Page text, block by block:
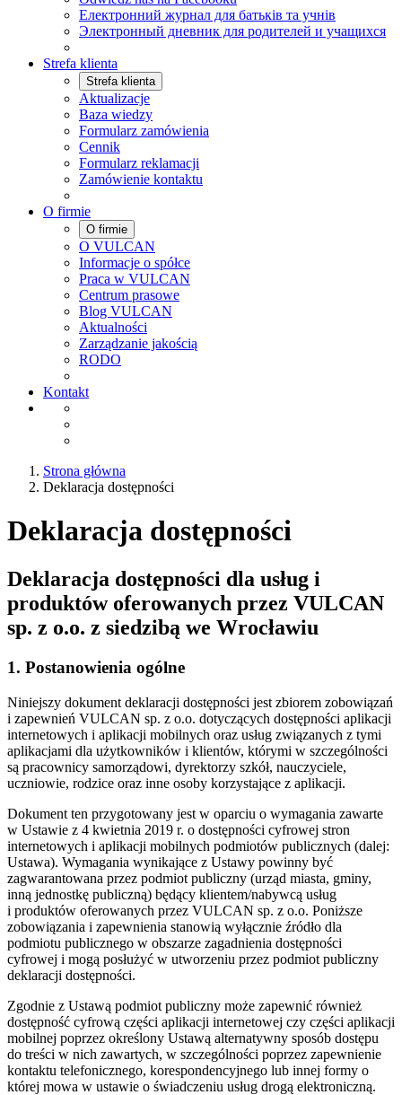
Електронний журнал для батьків та учнів
Электронный дневник для родителей и учащихся
Strefa klienta
Strefa klienta
Aktualizacje
Baza wiedzy
Formularz zamówienia
Cennik
Formularz reklamacji
Zamówienie kontaktu
O firmie
O firmie
O VULCAN
Informacje o spółce
Praca w VULCAN
Centrum prasowe
Blog VULCAN
Aktualności
Zarządzanie jakością
RODO
Kontakt
Strona główna
Deklaracja dostępności
Deklaracja dostępności
Deklaracja dostępności dla usług i
produktów oferowanych przez VULCAN
sp. z o.o. z siedzibą we Wrocławiu
1. Postanowienia ogólne
Niniejszy dokument deklaracji dostępności jest zbiorem zobowiązań
i zapewnień VULCAN sp. z o.o. dotyczących dostępności aplikacji
internetowych i aplikacji mobilnych oraz usług związanych z tymi
aplikacjami dla użytkowników i klientów, którymi w szczególności
są pracownicy samorządowi, dyrektorzy szkół, nauczyciele,
uczniowie, rodzice oraz inne osoby korzystające z aplikacji.
Dokument ten przygotowany jest w oparciu o wymagania zawarte
w Ustawie z 4 kwietnia 2019 r. o dostępności cyfrowej stron
internetowych i aplikacji mobilnych podmiotów publicznych (dalej:
Ustawa). Wymagania wynikające z Ustawy powinny być
zagwarantowana przez podmiot publiczny (urząd miasta, gminy,
inną jednostkę publiczną) będący klientem/nabywcą usług
i produktów oferowanych przez VULCAN sp. z o.o. Poniższe
zobowiązania i zapewnienia stanowią wyłącznie źródło dla
podmiotu publicznego w obszarze zagadnienia dostępności
cyfrowej i mogą posłużyć w utworzeniu przez podmiot publiczny
deklaracji dostępności.
Zgodnie z Ustawą podmiot publiczny może zapewnić również
dostępność cyfrową części aplikacji internetowej czy części aplikacji
mobilnej poprzez określony Ustawą alternatywny sposób dostępu
do treści w nich zawartych, w szczególności poprzez zapewnienie
kontaktu telefonicznego, korespondencyjnego lub innej formy o
której mowa w ustawie o świadczeniu usług drogą elektroniczną.